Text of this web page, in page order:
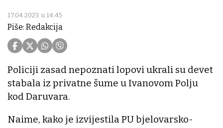
17.04.2023. u 14:45
Piše: Redakcija
Policiji zasad nepoznati lopovi ukrali su devet
stabala iz privatne šume u Ivanovom Polju
kod Daruvara.
Naime, kako je izvijestila PU bjelovarsko-